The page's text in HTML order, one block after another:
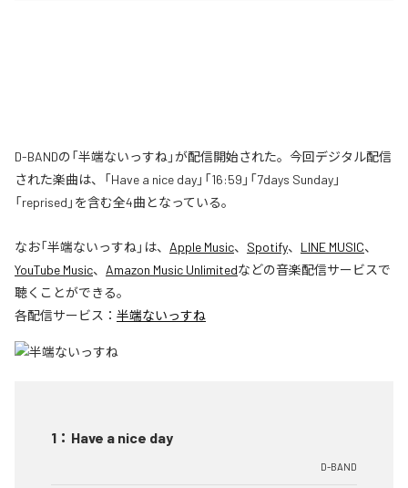
D-BANDの「半端ないっすね」が配信開始された。今回デジタル配信
された楽曲は、「Have a nice day」「16:59」「7days Sunday」
「reprised」を含む全4曲となっている。
なお「半端ないっすね」は、 Apple Music、 Spotify、 LINE MUSIC、
YouTube Music、 Amazon Music Unlimitedなどの音楽配信サービスで
聴くことができる。
各配信サービス： 半端ないっすね
1 ： Have a nice day
D-BAND